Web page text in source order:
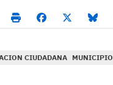
CIUDADANA MUNICIPIO